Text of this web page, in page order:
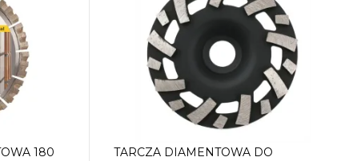
180
TARCZA DIAMENTOWA DO